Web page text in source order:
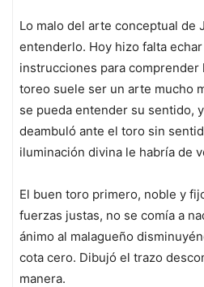
Lo malo del arte conceptual de
entenderlo. Hoy hizo falta
instrucciones para comprender
toreo suele ser un arte mucho
se pueda entender su sentido,
deambuló ante el toro sin
iluminación divina le habría de
El buen toro primero, noble y
fuerzas justas, no se comía a
ánimo al malagueño
cota cero. Dibujó el trazo
manera.